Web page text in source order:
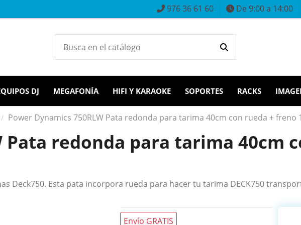
976 36 61 60 De 9:00 a 14:00
DJ MEGAFONÍA HIFI Y KARAOKE SOPORTES RACKS
Power Dynamics 750RLW Pata redonda para tarima 40cm con rueda + freno
Pata redonda para tarima 40cm
Deck750. Esta pata incorpora rueda para hacer tu tarima DECK750
Envío GRATIS